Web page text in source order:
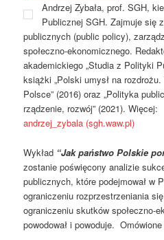
Andrzej Zybała, prof. SGH,
Publicznej SGH. Zajmuje się
publicznych (public policy),
społeczno-ekonomicznego.
akademickiego „Studia z Polityki
książki „Polski umysł na
Polsce” (2016) oraz „Polityka
rządzenie, rozwój” (2021). Więcej:
andrzej_zybala (sgh.waw.pl)
Wykład “Jak państwo Polskie
zostanie poświęcony analizie
publicznych, które podejmował w
ograniczeniu rozprzestrzeniania
ograniczeniu skutków społeczno-
powodował i powoduje.